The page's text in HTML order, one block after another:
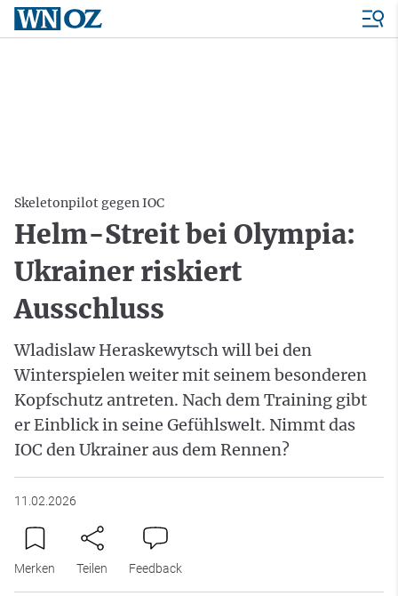
Skeletonpilot gegen IOC
Helm-Streit bei Olympia:
Ukrainer riskiert
Ausschluss
Wladislaw Heraskewytsch will bei den
Winterspielen weiter mit seinem besonderen
Kopfschutz antreten. Nach dem Training gibt
er Einblick in seine Gefühlswelt. Nimmt das
IOC den Ukrainer aus dem Rennen?
11.02.2026
Merken Teilen Feedback